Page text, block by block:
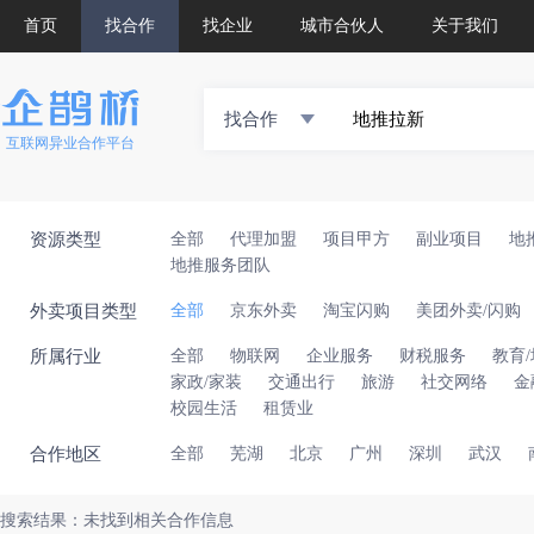
首页 找合作 找企业 城市合伙人 关于我们
互联网异业合作平台
找合作
资源类型 全部 代理加盟 项目甲方 副业项目
地
地推服务团队
外卖项目类型 全部 京东外卖 淘宝闪购 美团外卖/闪购
所属行业 全部 物联网 企业服务 财税服务
教育/
家政/家装
交通出行 旅游 社交网络
金
校园生活
租赁业
合作地区 全部 芜湖 北京 广州 深圳 武汉
搜索结果：未找到相关合作信息